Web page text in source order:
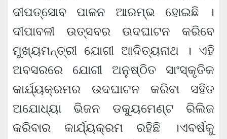
ଦୀପତ୍ସୋବ ପାଳନ ଆରମ୍ଭ ହୋଇଛି ।
ଦୀପାବଳୀ ଉତ୍ସବର ଉଦଘାଟନ କରିବେ
ମୁଖ୍ୟମନ୍ତ୍ରୀ ଯୋଗୀ ଆଦିତ୍ୟନାଥ । ଏହି
ଅବସରରେ ଯୋଗୀ ଅନୁଷ୍ଠିତ ସାଂସ୍କୃତିକ
କାର୍ଯ୍ୟକ୍ରମର ଉଦଘାଟନ କରିବା ସହିତ
ଅଯୋଧ୍ୟା ଭିଜନ ଡକ୍ୟୁମେଣ୍ଟ ରିଲିଜ
କରିବାର କାର୍ଯ୍ୟକ୍ରମ ରହିଛି ।ଏବର୍ଷକୁ